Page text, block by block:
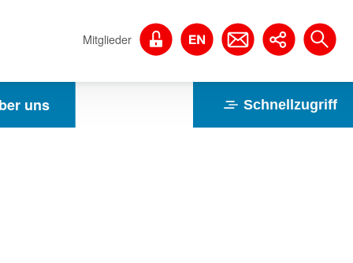
Mitglieder
uns Schnellzugriff